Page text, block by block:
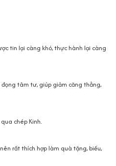
tin lại càng khó, thực hành lại càng
tâm tư, giúp giảm căng thẳng,
chép Kinh.
rất thích hợp làm quà tặng, biếu,